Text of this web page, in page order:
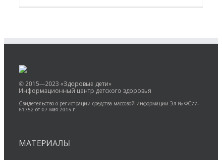
© 2015—2023 «Здоровые дети»
Информационный центр детского здоровья
Свидетельство о регистрации средства массовой информации Эл № ФС77-
61752 от 07 мая 2015 г.
МАТЕРИАЛЫ